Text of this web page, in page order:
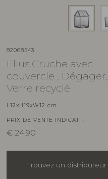
82068543
Elius Cruche avec
couvercle , Dégager,
Verre recyclé
L12xH19xW12 cm
PRIX DE VENTE INDICATIF
€ 24,90
Trouvez un distributeur